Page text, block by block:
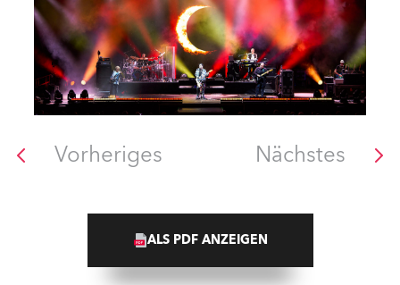
Vorheriges Nächstes
ALS PDF ANZEIGEN